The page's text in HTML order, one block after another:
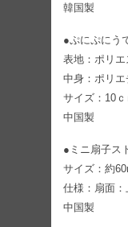
韓国製
●ぷにぷにう
表地：ポリエ
中身：ポリエ
サイズ：10
中国製
●ミニ扇子ス
サイズ：約
仕様：扇面
中国製